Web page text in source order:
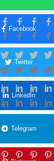
Facebook
Twitter
LinkedIn
Telegram